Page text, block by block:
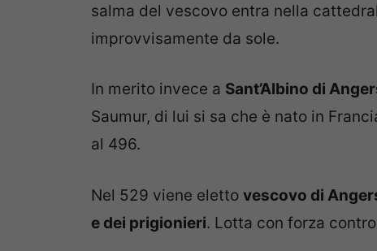
salma del vescovo entra nella
improvvisamente da sole.
In merito invece a Sant’Albino di
Saumur, di lui si sa che è nato in
al 496.
Nel 529 viene eletto vescovo di
e dei prigionieri. Lotta con forza